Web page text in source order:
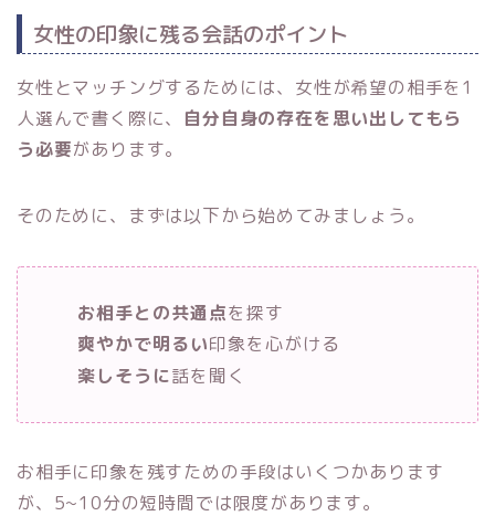
女性の印象に残る会話のポイント
女性とマッチングするためには、女性が希望の相手を1
人選んで書く際に、 自分自身の存在を思い出してもら
う必要があります。
そのために、まずは以下から始めてみましょう。
お相手との共通点を探す
爽やかで明るい印象を心がける
楽しそうに話を聞く
お相手に印象を残すための手段はいくつかあります
が、5~10分の短時間では限度があります。